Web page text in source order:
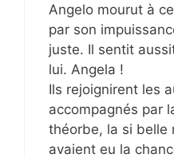
Angelo mourut à
par son
juste. Il sentit
lui. Angela !
Ils rejoignirent les
accompagnés par
théorbe, la si belle
avaient eu la